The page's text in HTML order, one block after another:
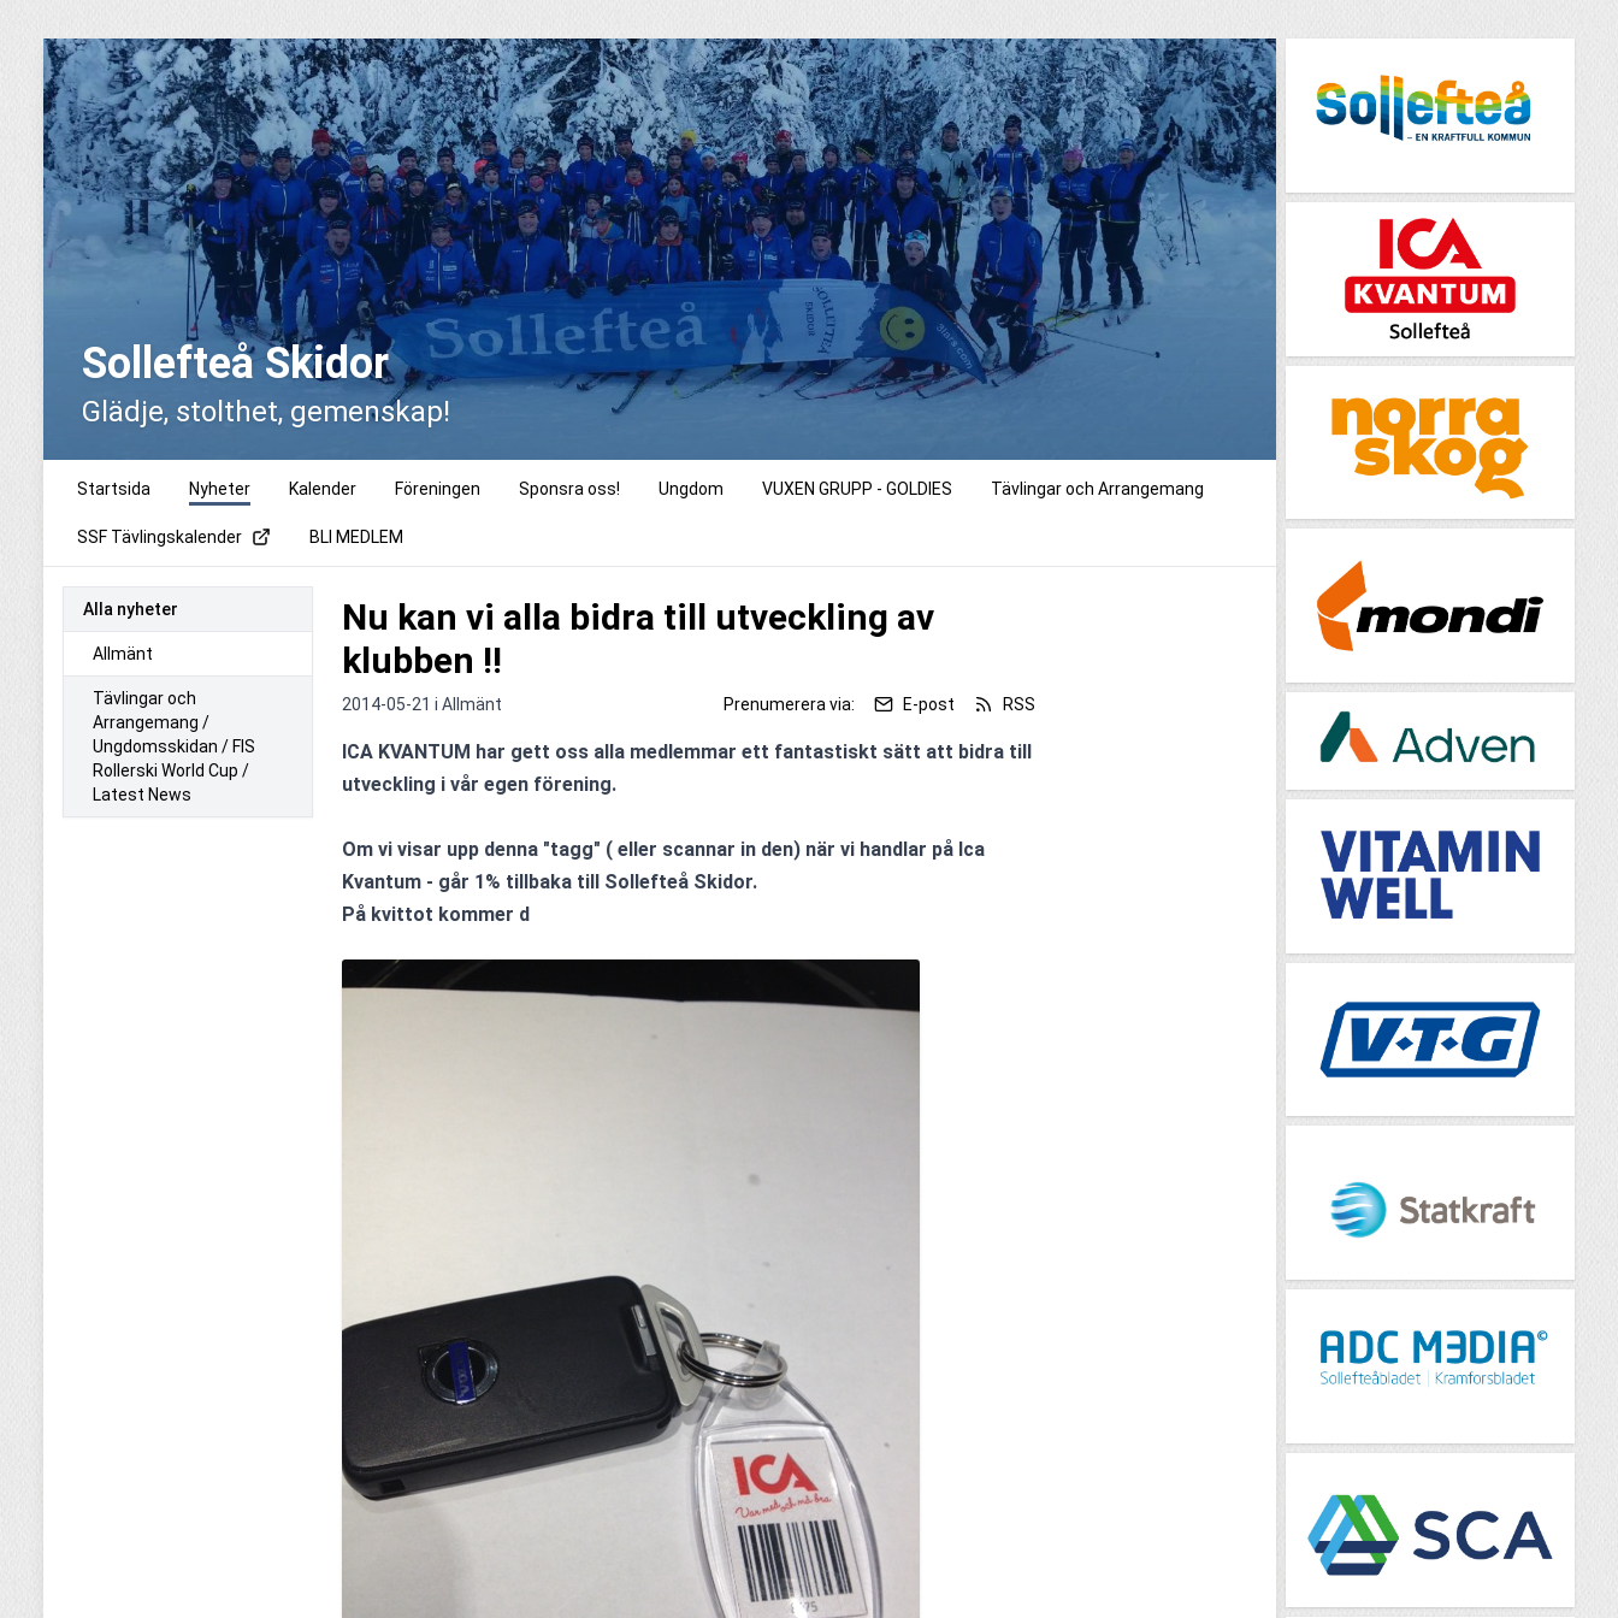
Sollefteå Skidor
Glädje, stolthet, gemenskap!
Startsida Nyheter Kalender Föreningen Sponsra oss! Ungdom VUXEN GRUPP - GOLDIES Tävlingar och Arrangemang
SSF Tävlingskalender BLI MEDLEM
Alla nyheter
Allmänt
Tävlingar och
Arrangemang /
Ungdomsskidan / FIS
Rollerski World Cup /
Latest News
Nu kan vi alla bidra till utveckling av
klubben !!
2014-05-21 i Allmänt Prenumerera via: E-post RSS
ICA KVANTUM har gett oss alla medlemmar ett fantastiskt sätt att bidra till
utveckling i vår egen förening.
Om vi visar upp denna "tagg" ( eller scannar in den) när vi handlar på Ica
Kvantum - går 1% tillbaka till Sollefteå Skidor.
På kvittot kommer d